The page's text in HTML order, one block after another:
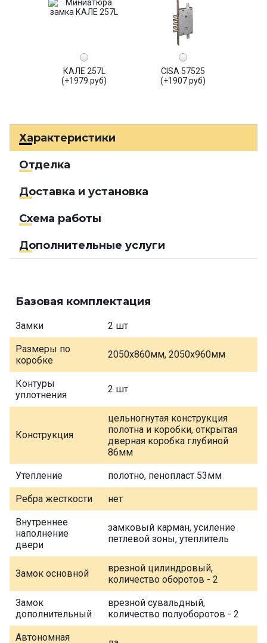
КАЛЕ 257L
(+1979 руб)
CISA 57525
(+1907 руб)
Характеристики
Отделка
Доставка и установка
Схема работы
Дополнительные услуги
Базовая комплектация
Замки 2 шт
Размеры по
коробке
2050х860мм, 2050х960мм
Контуры
уплотнения
2 шт
Конструкция
цельногнутая конструкция
полотна и коробки, открытая
дверная коробка глубиной
86мм
Утепление полотно, пенопласт 53мм
Ребра жесткости нет
Внутреннее
наполнение
двери
замковый карман, усиление
петлевой зоны, утеплитель
Замок основной
врезной цилиндровый,
количество оборотов - 2
Замок
дополнительный
врезной сувальдный,
количество полуоборотов - 2
Автономная